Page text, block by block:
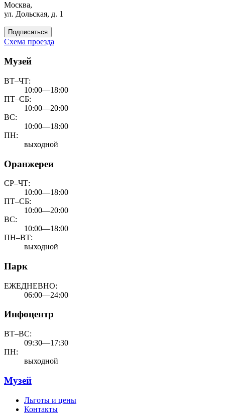
Москва,
ул. Дольская, д. 1
Подписаться
Схема проезда
Музей
ВТ–ЧТ:
10:00—18:00
ПТ–СБ:
10:00—20:00
ВС:
10:00—18:00
ПН:
выходной
Оранжереи
СР–ЧТ:
10:00—18:00
ПТ–СБ:
10:00—20:00
ВС:
10:00—18:00
ПН–ВТ:
выходной
Парк
ЕЖЕДНЕВНО:
06:00—24:00
Инфоцентр
ВТ–ВС:
09:30—17:30
ПН:
выходной
Музей
Льготы и цены
Контакты